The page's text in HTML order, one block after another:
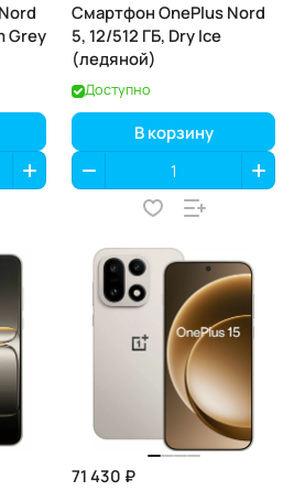
Grey
Смартфон OnePlus Nord
5, 12/512 ГБ, Dry Ice
(ледяной)
Доступно
В корзину
71 430 ₽